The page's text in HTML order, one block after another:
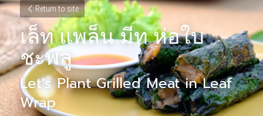
Return to site
เล็ท แพล็น มีท ห่อใบ
ชะพลู
Let's Plant Grilled Meat in Leaf
Wrap